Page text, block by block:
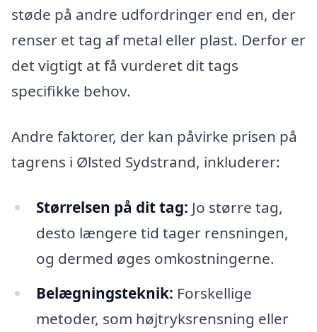
støde på andre udfordringer end en, der
renser et tag af metal eller plast. Derfor er
det vigtigt at få vurderet dit tags
specifikke behov.
Andre faktorer, der kan påvirke prisen på
tagrens i Ølsted Sydstrand, inkluderer:
Størrelsen på dit tag: Jo større tag,
desto længere tid tager rensningen,
og dermed øges omkostningerne.
Belægningsteknik: Forskellige
metoder, som højtryksrensning eller